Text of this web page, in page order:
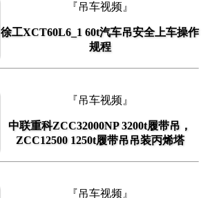
『吊车视频』
徐工XCT60L6_1 60t汽车吊安全上车操作
规程
『吊车视频』
中联重科ZCC32000NP 3200t履带吊，
ZCC12500 1250t履带吊吊装丙烯塔
『吊车视频』